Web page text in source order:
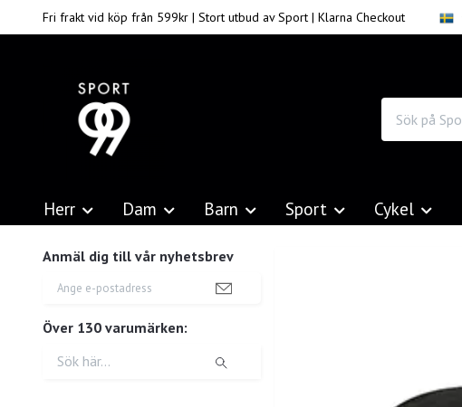
Fri frakt vid köp från 599kr | Stort utbud av Sport | Klarna Checkout
Herr Dam Barn Sport Cykel
Anmäl dig till vår nyhetsbrev
Över 130 varumärken: